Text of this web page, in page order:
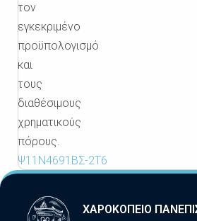
τον
εγκεκριμένο
προϋπολογισμό
και
τους
διαθέσιμους
χρηματικούς
πόρους.
Ψ11Ν4691ΒΣ-2Τ6
ΧΑΡΟΚΟΠΕΙΟ